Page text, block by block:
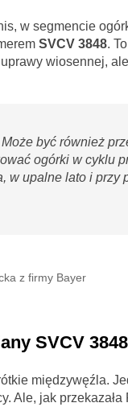
w segmencie
SVCV 3848.
wiosennej,
być również
ogórki w cyklu
w upalne lato i
z firmy Bayer
SVCV 3848
międzywęźla.
Ale, jak